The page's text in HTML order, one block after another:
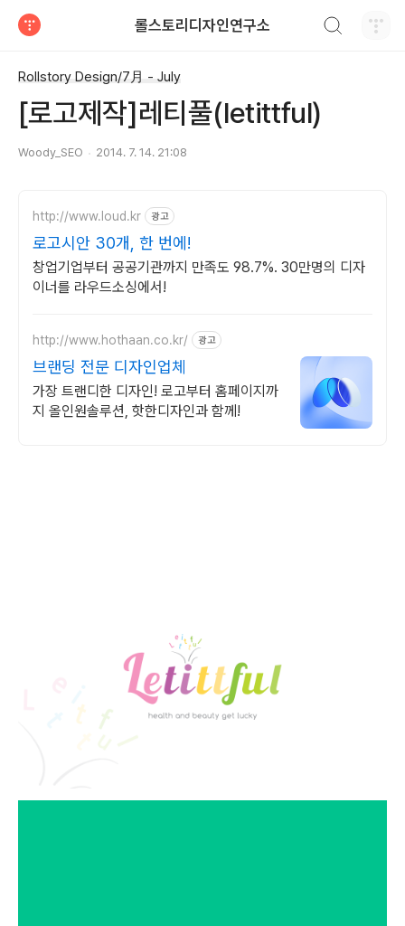
롤스토리디자인연구소
Rollstory Design/7月 - July
[로고제작]레티풀(letittful)
Woody_SEO 2014. 7. 14. 21:08
http://www.loud.kr 광고
로고시안 30개, 한 번에!
창업기업부터 공공기관까지 만족도 98.7%. 30만명의 디자
이너를 라우드소싱에서!
http://www.hothaan.co.kr/ 광고
브랜딩 전문 디자인업체
가장 트랜디한 디자인! 로고부터 홈페이지까
지 올인원솔루션, 핫한디자인과 함께!